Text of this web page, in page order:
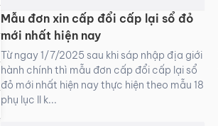
Mẫu đơn xin cấp đổi cấp lại sổ đỏ
mới nhất hiện nay
Từ ngay 1/7/2025 sau khi sáp nhập địa giới
hành chính thì mẫu đơn cấp đổi cấp lại sổ
đỏ mới nhất hiện nay thực hiện theo mẫu 18
phụ lục II k...